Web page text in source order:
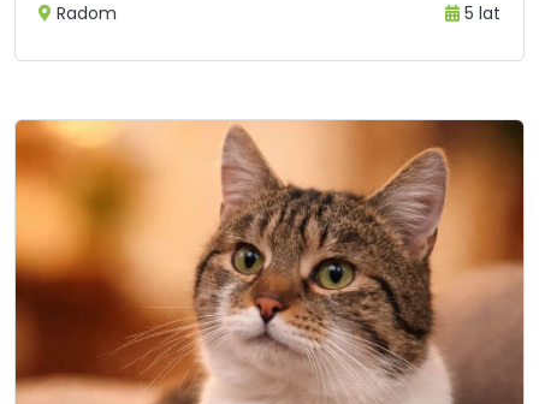
Radom 5 lat